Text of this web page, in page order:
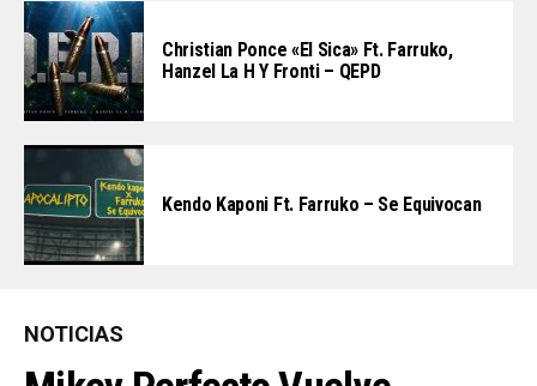
Christian Ponce «El Sica» Ft. Farruko,
Hanzel La H Y Fronti – QEPD
Kendo Kaponi Ft. Farruko – Se Equivocan
NOTICIAS